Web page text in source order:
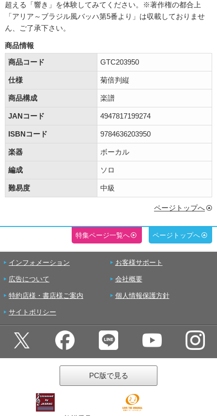
超える「響き」を体験してみてください。※著作権の都合上
「アリア～ブラジル風バッハ第5番より」は収載しておりませ
ん、ご了承下さい。
商品情報
商品コード
GTC203950
仕様 菊倍判縦
商品構成 楽譜
JANコード 4947817199274
ISBNコード 9784636203950
楽器 ボーカル
編成 ソロ
難易度 中級
ページトップへ
特集ページ一覧へ ページトップへ
インフォメーション お客様サポート
広告について 会社概要
特約店様・書店様ご案内 個人情報保護方針
サイトポリシー
PC版で見る